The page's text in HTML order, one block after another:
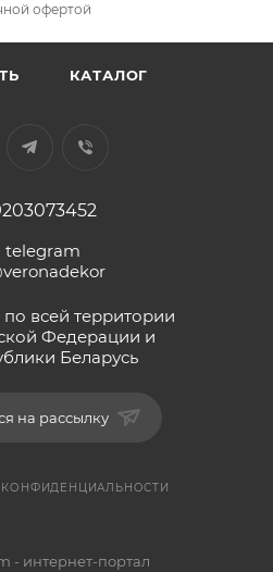
офертой
КАТАЛОГ
telegram
всей территории
Федерации и
Беларусь
на рассылку
- интернет-портал